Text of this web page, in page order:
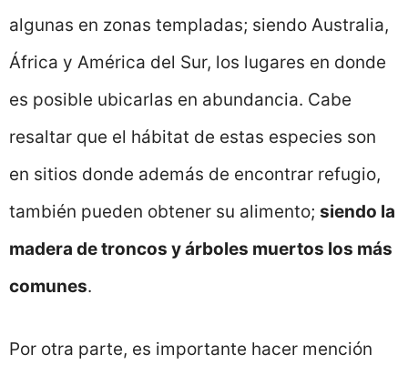
algunas en zonas templadas; siendo Australia,
África y América del Sur, los lugares en donde
es posible ubicarlas en abundancia. Cabe
resaltar que el hábitat de estas especies son
en sitios donde además de encontrar refugio,
también pueden obtener su alimento; siendo la
madera de troncos y árboles muertos los más
comunes.
Por otra parte, es importante hacer mención